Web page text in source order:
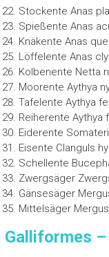
Stockente Anas
Spießente Anas
Knäkente Anas
Löffelente Anas
Kolbenente Netta
Moorente Aythya
Tafelente Aythya
Reiherente Aythya
Eiderente
Eisente Clanguls
Schellente
Zwergsäger
Gänsesäger
Mittelsäger
Galliformes –